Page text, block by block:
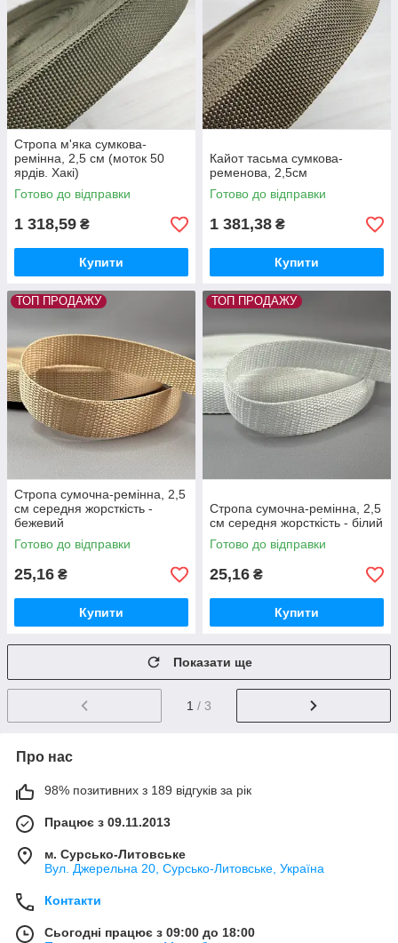
Стропа м'яка сумкова-
ремінна, 2,5 см (моток 50
ярдів. Хакі)
Готово до відправки
1 318,59 ₴
Купити
Кайот тасьма сумкова-
ременова, 2,5см
Готово до відправки
1 381,38 ₴
Купити
ТОП ПРОДАЖУ
Стропа сумочна-ремінна, 2,5
см середня жорсткість -
бежевий
Готово до відправки
25,16 ₴
Купити
ТОП ПРОДАЖУ
Стропа сумочна-ремінна, 2,5
см середня жорсткість - білий
Готово до відправки
25,16 ₴
Купити
Показати ще
1 / 3
Про нас
98% позитивних з 189 відгуків за рік
Працює з 09.11.2013
м. Сурсько-Литовське
Вул. Джерельна 20, Сурсько-Литовське, Україна
Контакти
Сьогодні працює з 09:00 до 18:00